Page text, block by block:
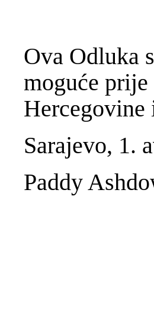
Ova Odluka
moguće
Hercegovine
Sarajevo, 1.
Paddy